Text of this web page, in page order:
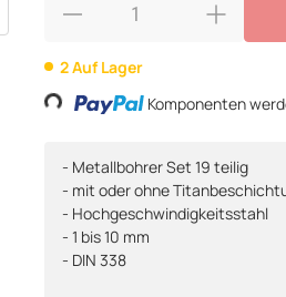
2 Auf Lager
Loading... Komponenten
- Metallbohrer Set 19 teilig
- mit oder ohne
- Hochgeschwindigkeitsstahl
- 1 bis 10 mm
- DIN 338